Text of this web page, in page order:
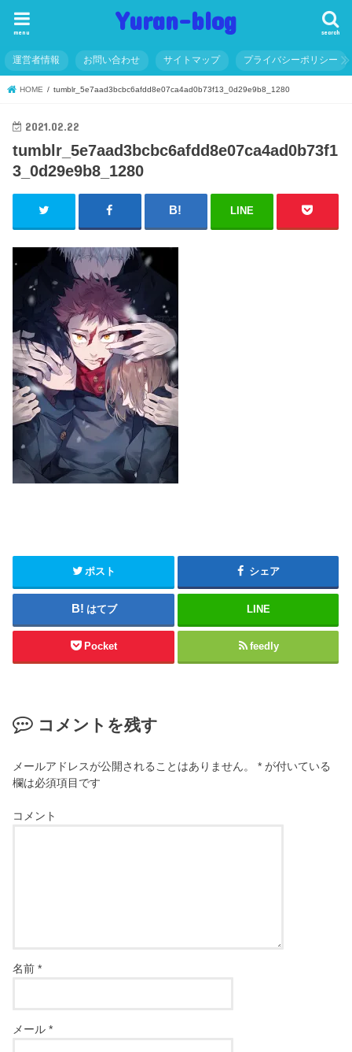
Yuran-blog search
menu
運営者情報 お問い合わせ サイトマップ プライバシーポリシー
HOME tumblr_5e7aad3bcbc6afdd8e07ca4ad0b73f13_0d29e9b8_1280
2021.02.22
tumblr_5e7aad3bcbc6afdd8e07ca4ad0b73f1
3_0d29e9b8_1280
LINE
ポスト シェア
はてブ LINE
Pocket feedly
コメントを残す
メールアドレスが公開されることはありません。 * が付いている
欄は必須項目です
コメント
名前*
メール*